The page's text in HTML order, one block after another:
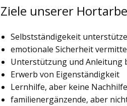
Ziele unserer
Selbstständigekeit
emotionale Sicherheit
Unterstützung und Anleitung
Erwerb von Eigenständigkeit
Lernhilfe, aber keine Nachhilfe
familienergänzende, aber